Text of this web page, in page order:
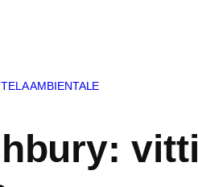
AMBIENTALE